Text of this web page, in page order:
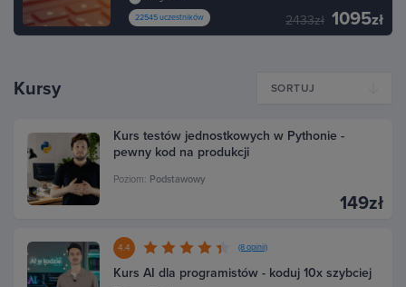
22545 uczestników
2433zł 1095zł
Kursy SORTUJ
Kurs testów jednostkowych w Pythonie -
pewny kod na produkcji
Poziom: Podstawowy
149zł
4.4 (8 opinii)
Kurs AI dla programistów - koduj 10x szybciej